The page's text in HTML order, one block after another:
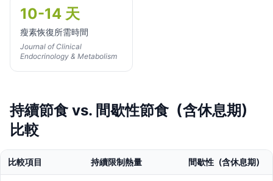
10-14 天
瘦素恢復所需時間
Journal of Clinical
Endocrinology & Metabolism
持續節食 vs. 間歇性節食（含休息期）
比較
比較項目 持續限制熱量 間歇性（含休息期）